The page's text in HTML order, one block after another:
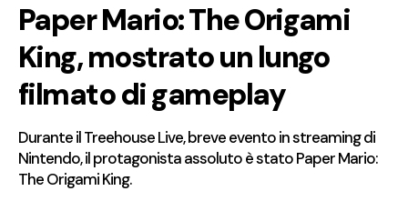
Paper Mario: The Origami
King, mostrato un lungo
filmato di gameplay
Durante il Treehouse Live, breve evento in streaming di
Nintendo, il protagonista assoluto è stato Paper Mario:
The Origami King.